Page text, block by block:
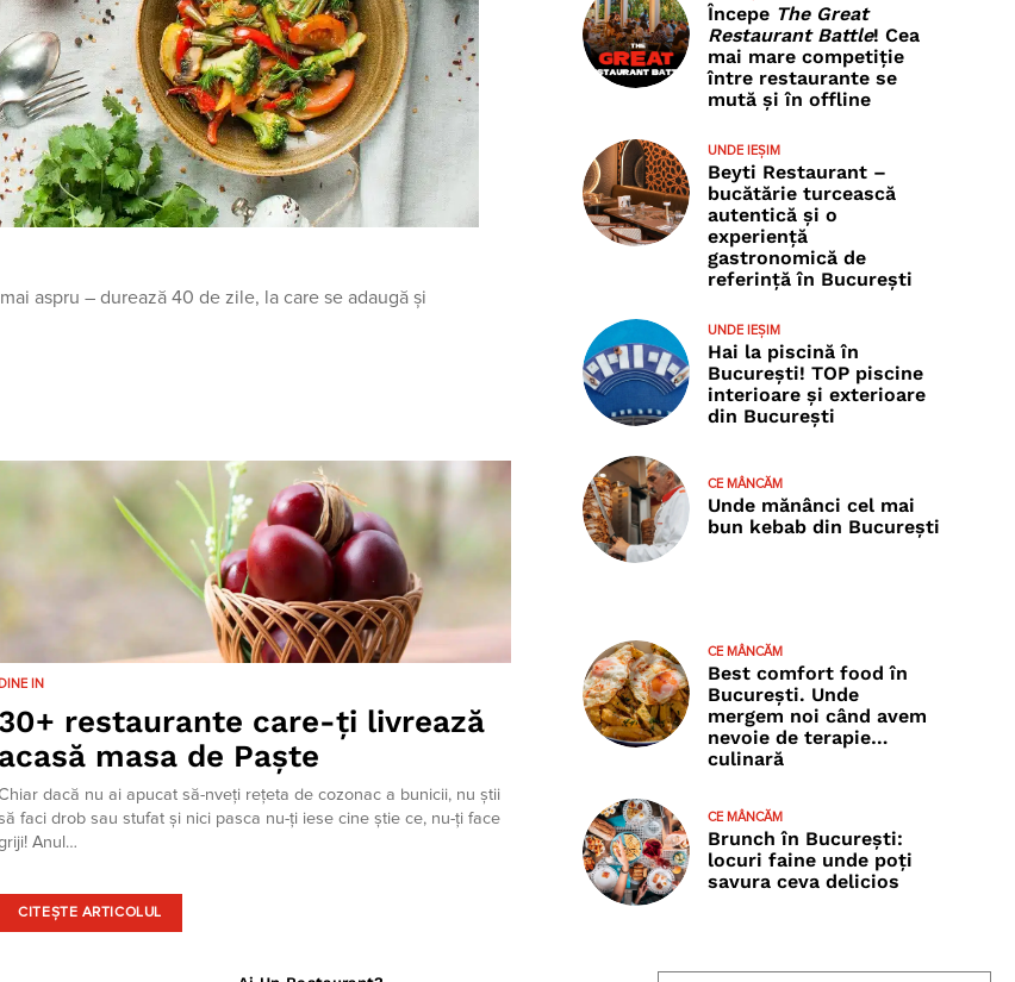
aspru – durează 40 de zile, la care se adaugă și
DINE IN
30+ restaurante care-ți livrează
acasă masa de Paște
dacă nu ai apucat să-nveți rețeta de cozonac a bunicii, nu știi
faci drob sau stufat și nici pasca nu-ți iese cine știe ce, nu-ți face
Anul…
CITEȘTE ARTICOLUL
Începe The Great
Restaurant Battle! Cea
mai mare competiție
între restaurante se
mută și în offline
UNDE IEȘIM
Beyti Restaurant –
bucătărie turcească
autentică și o
experiență
gastronomică de
referință în București
UNDE IEȘIM
Hai la piscină în
București! TOP piscine
interioare și exterioare
din București
CE MÂNCĂM
Unde mănânci cel mai
bun kebab din București
CE MÂNCĂM
Best comfort food în
București. Unde
mergem noi când avem
nevoie de terapie…
culinară
CE MÂNCĂM
Brunch în București:
locuri faine unde poţi
savura ceva delicios